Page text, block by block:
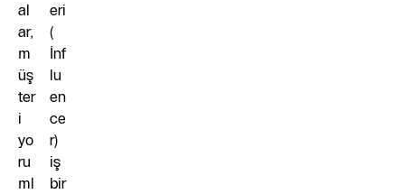
al
ar,
m
üş
ter
i
yo
ru
ml
eri
(
İnf
lu
en
ce
r)
iş
bir